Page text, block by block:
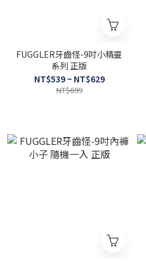
FUGGLER牙齒怪-9吋小精靈
系列 正版
NT$539 ~ NT$629
NT$699